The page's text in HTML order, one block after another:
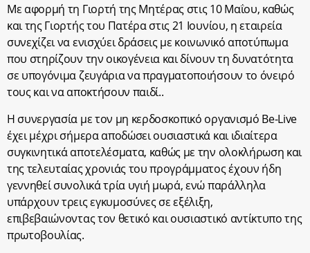
Με αφορμή τη Γιορτή της Μητέρας στις 10 Μαΐου, καθώς
και της Γιορτής του Πατέρα στις 21 Ιουνίου, η εταιρεία
συνεχίζει να ενισχύει δράσεις με κοινωνικό αποτύπωμα
που στηρίζουν την οικογένεια και δίνουν τη δυνατότητα
σε υπογόνιμα ζευγάρια να πραγματοποιήσουν το όνειρό
τους και να αποκτήσουν παιδί..
Η συνεργασία με τον μη κερδοσκοπικό οργανισμό Be-Live
έχει μέχρι σήμερα αποδώσει ουσιαστικά και ιδιαίτερα
συγκινητικά αποτελέσματα, καθώς με την ολοκλήρωση και
της τελευταίας χρονιάς του προγράμματος έχουν ήδη
γεννηθεί συνολικά τρία υγιή μωρά, ενώ παράλληλα
υπάρχουν τρεις εγκυμοσύνες σε εξέλιξη,
επιβεβαιώνοντας τον θετικό και ουσιαστικό αντίκτυπο της
πρωτοβουλίας.